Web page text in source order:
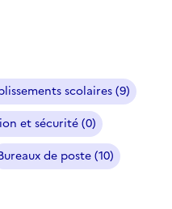
scolaires (9)
et sécurité (0)
de poste (10)